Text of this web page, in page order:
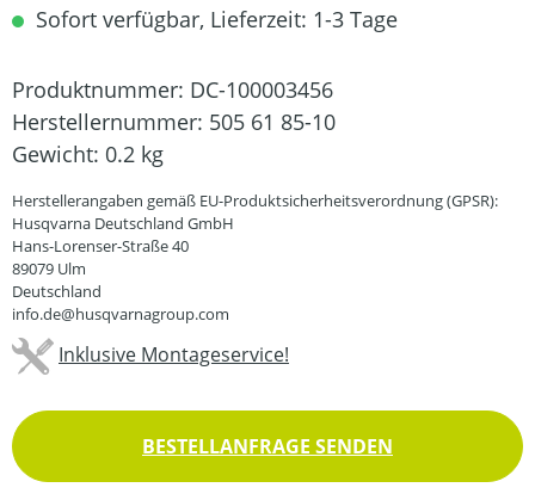
Sofort verfügbar, Lieferzeit: 1-3 Tage
Produktnummer: DC-100003456
Herstellernummer: 505 61 85-10
Gewicht: 0.2 kg
Herstellerangaben gemäß EU-Produktsicherheitsverordnung (GPSR):
Husqvarna Deutschland GmbH
Hans-Lorenser-Straße 40
89079 Ulm
Deutschland
info.de@husqvarnagroup.com
Inklusive Montageservice!
BESTELLANFRAGE SENDEN